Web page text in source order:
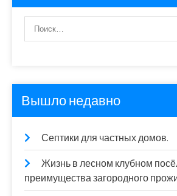
Вышло недавно
Септики для частных домов.
Жизнь в лесном клубном
преимущества загородного